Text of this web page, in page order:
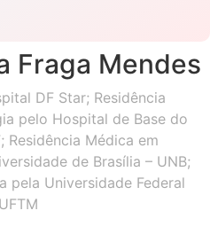
Fraga Mendes
DF Star; Residência
pelo Hospital de Base do
Residência Médica em
de Brasília – UNB;
pela Universidade Federal